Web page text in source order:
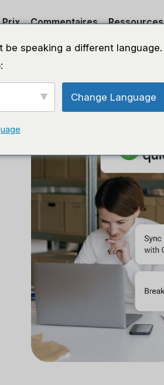
Prix Commentaires Ressources
speaking a different language.
Change Language